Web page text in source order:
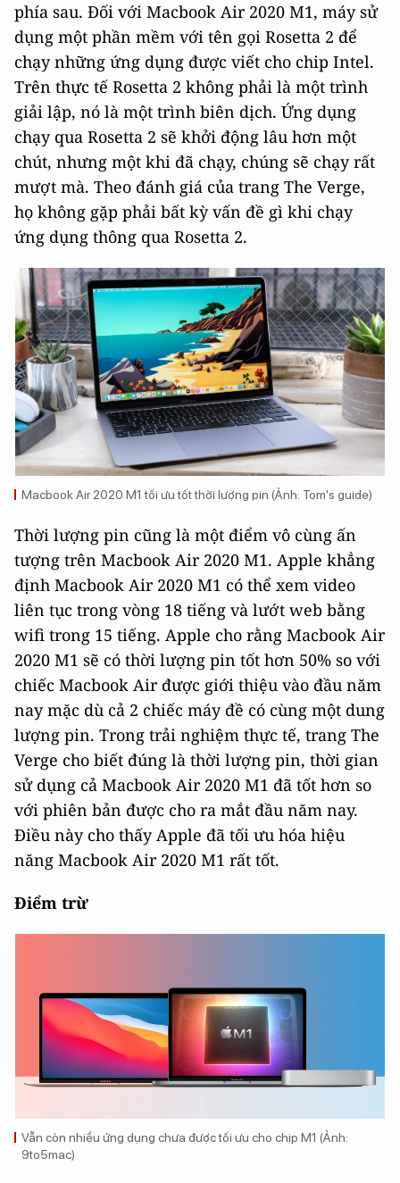
phía sau. Đối với Macbook Air 2020 M1, máy sử
dụng một phần mềm với tên gọi Rosetta 2 để
chạy những ứng dụng được viết cho chip Intel.
Trên thực tế Rosetta 2 không phải là một trình
giải lập, nó là một trình biên dịch. Ứng dụng
chạy qua Rosetta 2 sẽ khởi động lâu hơn một
chút, nhưng một khi đã chạy, chúng sẽ chạy rất
mượt mà. Theo đánh giá của trang The Verge,
họ không gặp phải bất kỳ vấn đề gì khi chạy
ứng dụng thông qua Rosetta 2.
Macbook Air 2020 M1 tối ưu tốt thời lượng pin (Ảnh: Tom's guide)
Thời lượng pin cũng là một điểm vô cùng ấn
tượng trên Macbook Air 2020 M1. Apple khẳng
định Macbook Air 2020 M1 có thể xem video
liên tục trong vòng 18 tiếng và lướt web bằng
wifi trong 15 tiếng. Apple cho rằng Macbook Air
2020 M1 sẽ có thời lượng pin tốt hơn 50% so với
chiếc Macbook Air được giới thiệu vào đầu năm
nay mặc dù cả 2 chiếc máy đề có cùng một dung
lượng pin. Trong trải nghiệm thực tế, trang The
Verge cho biết đúng là thời lượng pin, thời gian
sử dụng cả Macbook Air 2020 M1 đã tốt hơn so
với phiên bản được cho ra mắt đầu năm nay.
Điều này cho thấy Apple đã tối ưu hóa hiệu
năng Macbook Air 2020 M1 rất tốt.
Điểm trừ
Vẫn còn nhiều ứng dụng chưa được tối ưu cho chip M1 (Ảnh:
9to5mac)